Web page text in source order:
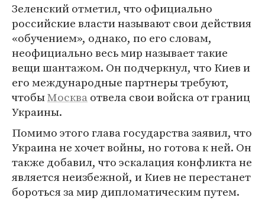
Зеленский отметил, что официально
российские власти называют свои действия
«обучением», однако, по его словам,
неофициально весь мир называет такие
вещи шантажом. Он подчеркнул, что Киев и
его международные партнеры требуют,
чтобыМоскваотвела свои войска от границ
Украины.
Помимо этого глава государства заявил, что
Украина не хочет войны, но готова к ней. Он
также добавил, что эскалация конфликта не
является неизбежной, и Киев не перестанет
бороться за мир дипломатическим путем.